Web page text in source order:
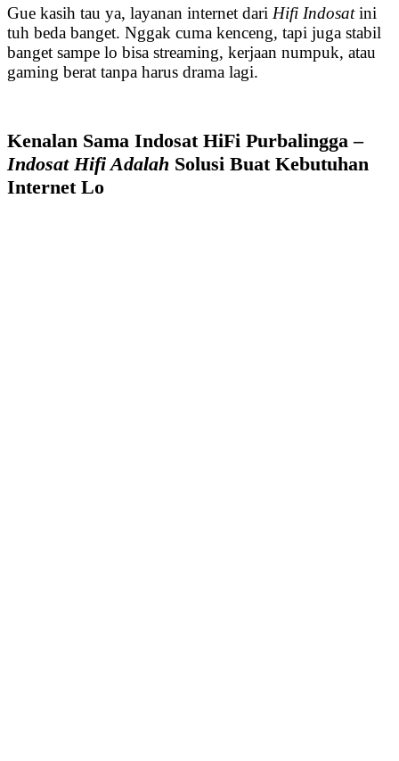
Gue kasih tau ya, layanan internet dari Hifi Indosatini
tuh beda banget. Nggak cuma kenceng, tapi juga stabil
banget sampe lo bisa streaming, kerjaan numpuk, atau
gaming berat tanpa harus drama lagi.
Kenalan Sama Indosat HiFi Purbalingga –
Indosat Hifi Adalah Solusi Buat Kebutuhan
Internet Lo